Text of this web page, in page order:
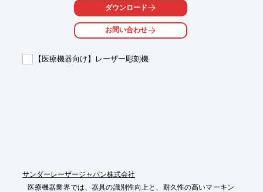
介しています。適切な切削油剤の使用は、加工性能の向上や工具
寿命の改善によるコストダウンに加え、腐敗などのクーラントに
まつわるトラブルを解決し、安定した生産の実現に貢献します。
切削加工現場のトータルコストダウン・生産性向上を目指す方
【活用シーン】
ダウンロード
お問い合わせ
【医療機器向け】レーザー彫刻機
サンダーレーザージャパン株式会社
医療機器業界では、器具の識別性向上と、耐久性の高いマーキン